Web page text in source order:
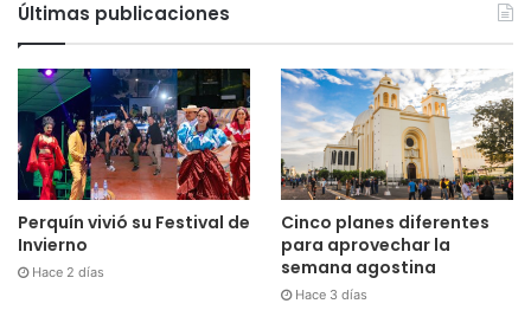
Últimas publicaciones
Perquín vivió su Festival de
Invierno
Hace 2 días
Cinco planes diferentes
para aprovechar la
semana agostina
Hace 3 días